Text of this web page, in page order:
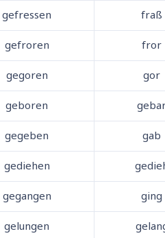
fraß
gefressen
fror
gefroren
gor
gegoren
geboren
gab
gegeben
gediehen
ging
gegangen
gelungen